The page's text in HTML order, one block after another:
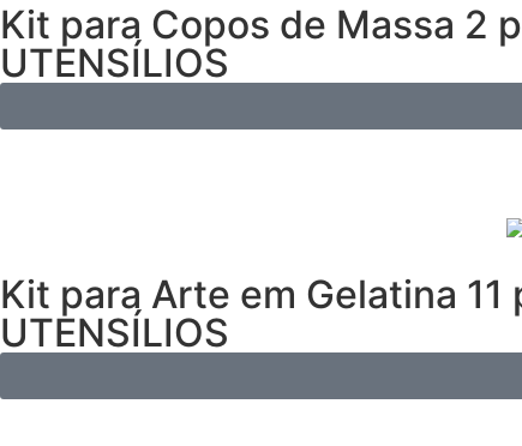
Kit para Copos de Massa 2
UTENSÍLIOS
Kit para Arte em Gelatina
UTENSÍLIOS